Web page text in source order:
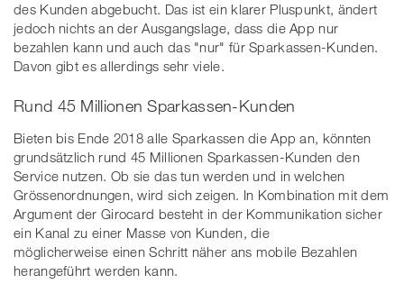
des Kunden abgebucht. Das ist ein klarer Pluspunkt, ändert
jedoch nichts an der Ausgangslage, dass die App nur
bezahlen kann und auch das "nur" für Sparkassen-Kunden.
Davon gibt es allerdings sehr viele.
Rund 45 Millionen Sparkassen-Kunden
Bieten bis Ende 2018 alle Sparkassen die App an, könnten
grundsätzlich rund 45 Millionen Sparkassen-Kunden den
Service nutzen. Ob sie das tun werden und in welchen
Grössenordnungen, wird sich zeigen. In Kombination mit dem
Argument der Girocard besteht in der Kommunikation sicher
ein Kanal zu einer Masse von Kunden, die
möglicherweise einen Schritt näher ans mobile Bezahlen
herangeführt werden kann.